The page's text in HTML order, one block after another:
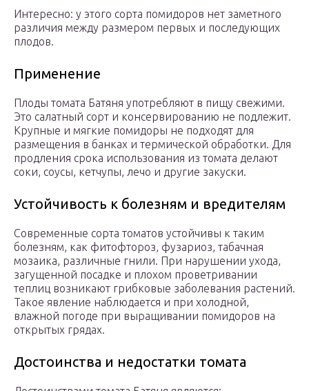
Интересно: у этого сорта помидоров нет заметного
различия между размером первых и последующих
плодов.
Применение
Плоды томата Батяня употребляют в пищу свежими.
Это салатный сорт и консервированию не подлежит.
Крупные и мягкие помидоры не подходят для
размещения в банках и термической обработки. Для
продления срока использования из томата делают
соки, соусы, кетчупы, лечо и другие закуски.
Устойчивость к болезням и вредителям
Современные сорта томатов устойчивы к таким
болезням, как фитофтороз, фузариоз, табачная
мозаика, различные гнили. При нарушении ухода,
загущенной посадке и плохом проветривании
теплиц возникают грибковые заболевания растений.
Такое явление наблюдается и при холодной,
влажной погоде при выращивании помидоров на
открытых грядах.
Достоинства и недостатки томата